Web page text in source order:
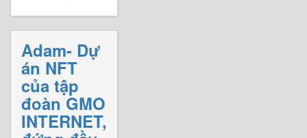
Adam- Dự
án NFT
của tập
đoàn GMO
INTERNET,